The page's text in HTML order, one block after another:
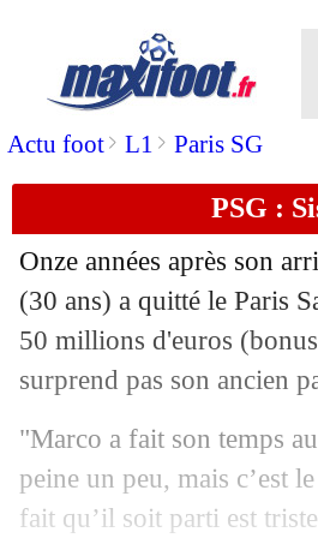
Actu foot> L1 > Paris SG
PSG :
Onze années après son
(30 ans) a quitté le Paris
50 millions d'euros
surprend pas son ancien
"Marco a fait son temps
peine un peu, mais c’est
fait qu’il soit parti est
Man Utd :
14/09 Real: Bale voit
14/09 The Best: les
14/09 Lazio: Guendouzi
The Best : les
14/09 The Best: les 5
14/09 The Best : les 10